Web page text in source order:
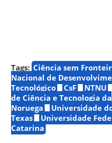
Tags: Ciência sem
Nacional de
Tecnológico
CsF NTNU
de Ciência e Tecnologia da
Noruega
Universidade
Texas
Universidade
Catarina